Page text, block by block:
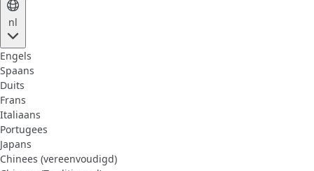
nl
Engels
Spaans
Duits
Frans
Italiaans
Portugees
Japans
Chinees (vereenvoudigd)